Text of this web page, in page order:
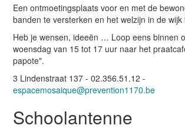
Een ontmoetingsplaats voor en met de
banden te versterken en het welzijn in de
Heb je wensen, ideeën … Loop eens binnen
woensdag van 15 tot 17 uur naar het
papote".
3 Lindenstraat 137 - 02.356.51.12 -
espacemosaique@prevention1170.be
Schoolantenne